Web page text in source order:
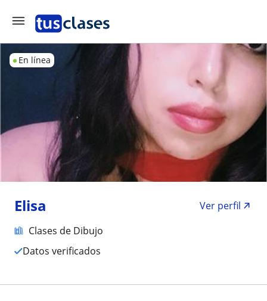
En línea
Elisa
Ver perfil
Clases de Dibujo
Datos verificados